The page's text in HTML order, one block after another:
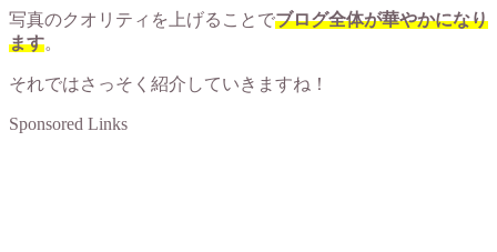
写真のクオリティを上げることでブログ全体が華やかになり
ます。
それではさっそく紹介していきますね！
Sponsored Links